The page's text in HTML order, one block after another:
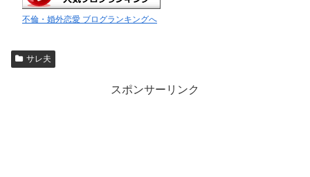
不倫・婚外恋愛 ブログランキングへ
サレ夫
スポンサーリンク